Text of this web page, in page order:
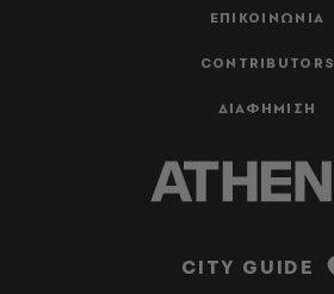
ΕΠΙΚΟΙΝΩΝΙΑ
CONTRIBUTORS
ΔΙΑΦΗΜΙΣΗ
CITY GUIDE